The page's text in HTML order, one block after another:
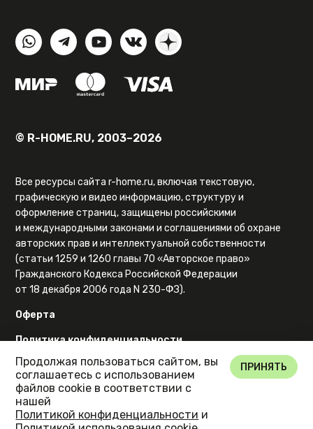
© R-HOME.RU, 2003–2026
Все ресурсы сайта r-home.ru, включая текстовую,
графическую и видео информацию, структуру и
оформление страниц, защищены российскими
и международными законами и соглашениями об охране
авторских прав и интеллектуальной собственности
(статьи 1259 и 1260 главы 70 «Авторское право»
Гражданского Кодекса Российской Федерации
от 18 декабря 2006 года N 230-ФЗ).
Оферта
Политика конфиденциальности
Карта сайта
Продолжая пользоваться сайтом, вы
соглашаетесь с использованием
файлов cookie в соответствии с
нашей
Политикой конфиденциальности и
ПРИНЯТЬ